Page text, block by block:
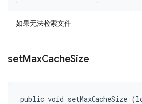
如果无法检索文件
setMaxCacheSize
public void setMaxCacheSize